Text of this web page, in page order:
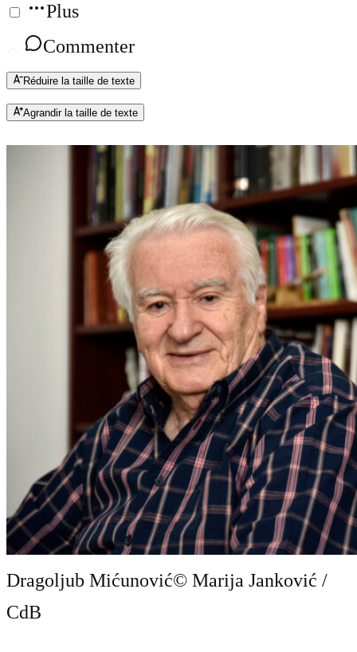
Plus
Commenter
Réduire la taille de texte
Agrandir la taille de texte
Dragoljub Mićunović© Marija Janković /
CdB